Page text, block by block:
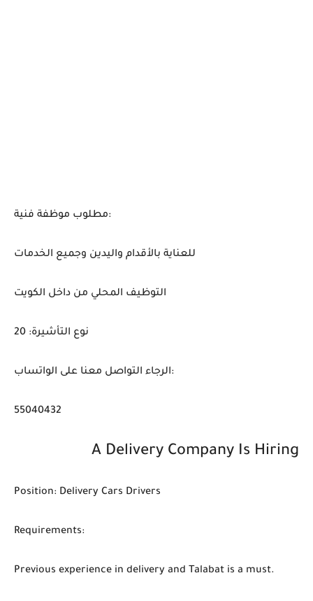
مطلوب موظفة فنية:
للعناية بالأقدام واليدين وجميع الخدمات
التوظيف المحلي من داخل الكويت
نوع التأشيرة: 20
الرجاء التواصل معنا على الواتساب:
55040432
A Delivery Company Is Hiring
Position: Delivery Cars Drivers
Requirements:
Previous experience in delivery and Talabat is a must.